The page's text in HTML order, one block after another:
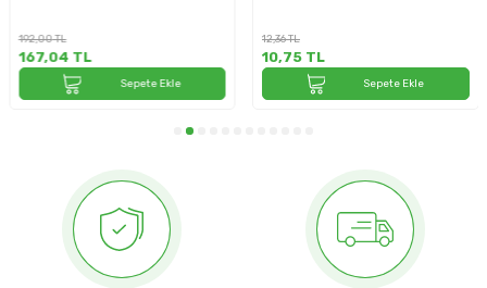
192,00TL
167,04 TL
Sepete Ekle
12,36TL
10,75TL
Sepete Ekle